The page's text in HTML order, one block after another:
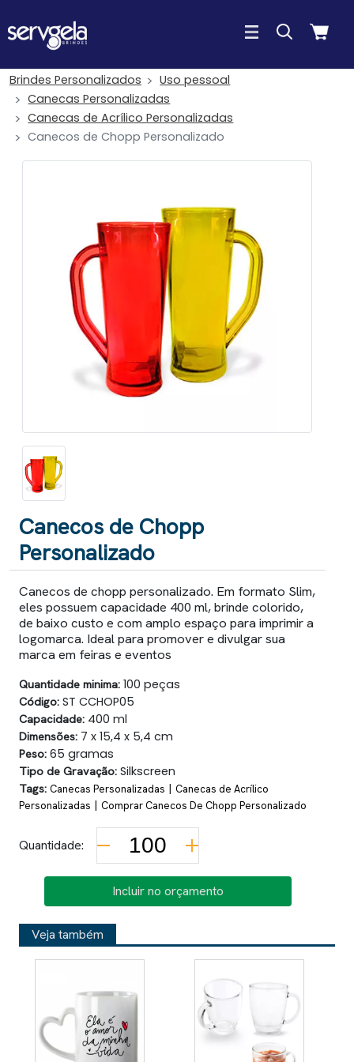
Brindes Personalizados
Uso pessoal
Canecas Personalizadas
Canecas de Acrílico Personalizadas
Canecos de Chopp Personalizado
Canecos de Chopp
Personalizado
Canecos de chopp personalizado. Em formato Slim,
eles possuem capacidade 400 ml, brinde colorido,
de baixo custo e com amplo espaço para imprimir a
logomarca. Ideal para promover e divulgar sua
marca em feiras e eventos
Quantidade minima: 100 peças
Código: ST CCHOP05
Capacidade: 400 ml
Dimensões: 7 x 15,4 x 5,4 cm
Peso: 65 gramas
Tipo de Gravação: Silkscreen
Tags: Canecas Personalizadas | Canecas de Acrílico
Personalizadas | Comprar Canecos De Chopp Personalizado
Quantidade:
Incluir no orçamento
Veja também